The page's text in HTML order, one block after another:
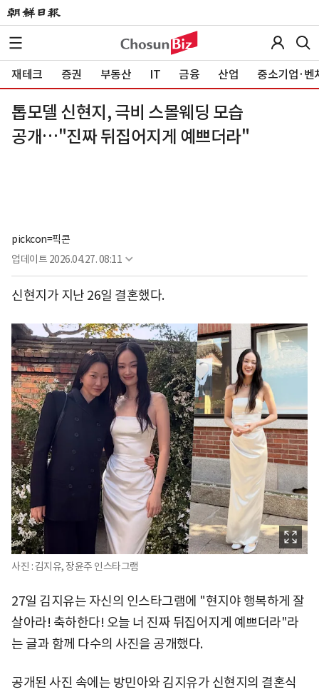
재테크 증권 부동산 IT 금융 산업 중소기업·벤
톱모델 신현지, 극비 스몰웨딩 모습
공개…"진짜 뒤집어지게 예쁘더라"
pickcon=픽콘
업데이트 2026.04.27. 08:11
신현지가 지난 26일 결혼했다.
사진 : 김지유, 장윤주 인스타그램
27일 김지유는 자신의 인스타그램에 "현지야 행복하게 잘
살아라! 축하한다! 오늘 너 진짜 뒤집어지게 예쁘더라"라
는 글과 함께 다수의 사진을 공개했다.
공개된 사진 속에는 방민아와 김지유가 신현지의 결혼식